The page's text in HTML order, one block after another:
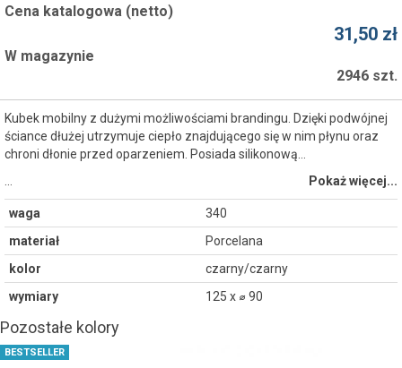
Cena katalogowa (netto)
31,50 zł
W magazynie
2946 szt.
Kubek mobilny z dużymi możliwościami brandingu. Dzięki podwójnej
ściance dłużej utrzymuje ciepło znajdującego się w nim płynu oraz
chroni dłonie przed oparzeniem. Posiada silikonową...
Pokaż więcej...
waga
340
materiał
Porcelana
kolor
czarny/czarny
wymiary
125 x ⌀ 90
Pozostałe kolory
BESTSELLER